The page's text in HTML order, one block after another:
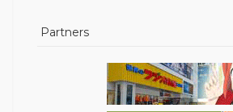
Partners